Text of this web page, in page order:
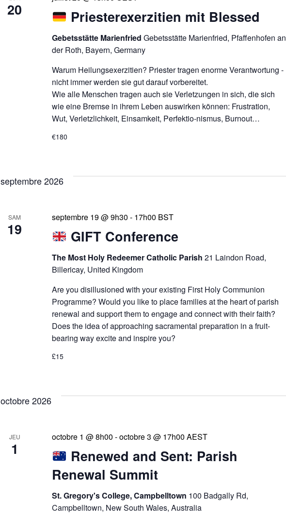
20 Priesterexerzitien mit Blessed
Gebetsstätte MarienfriedGebetsstätte Marienfried, Pfaffenhofen an
der Roth, Bayern, Germany
Warum Heilungsexerzitien? Priester tragen enorme Verantwortung -
nicht immer werden sie gut darauf vorbereitet.
Wie alle Menschen tragen auch sie Verletzungen in sich, die sich
wie eine Bremse in ihrem Leben auswirken können: Frustration,
Wut, Verletzlichkeit, Einsamkeit, Perfektio-nismus, Burnout…
€180
septembre 2026
SAM
19 GIFT Conference
septembre 19 @ 9h30 - 17h00 BST
The Most Holy Redeemer Catholic Parish21 Laindon Road,
Billericay, United Kingdom
Are you disillusioned with your existing First Holy Communion
Programme? Would you like to place families at the heart of parish
renewal and support them to engage and connect with their faith?
Does the idea of approaching sacramental preparation in a fruit-
bearing way excite and inspire you?
£15
octobre 2026
JEU
1
Renewed and Sent: Parish
Renewal Summit
octobre 1 @ 8h00 -octobre 3 @ 17h00 AEST
St. Gregory's College, Campbelltown 100 Badgally Rd,
Campbelltown, New South Wales, Australia